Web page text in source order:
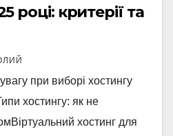
році: критерії та
при виборі хостингу
хостингу: як не
хостинг для